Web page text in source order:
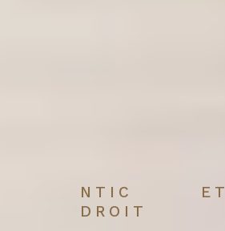
NTIC ET
DROIT